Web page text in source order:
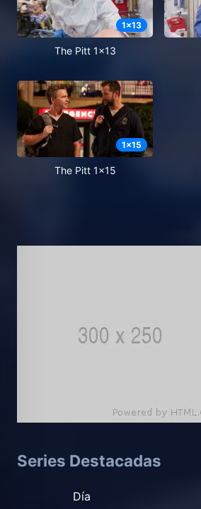
1x13
The Pitt 1x13
1x15
The Pitt 1x15
Series Destacadas
Día